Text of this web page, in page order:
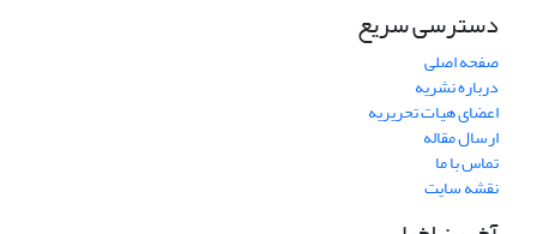
دسترسی سریع
صفحه اصلی
درباره نشریه
اعضای هیات تحریریه
ارسال مقاله
تماس با ما
نقشه سایت